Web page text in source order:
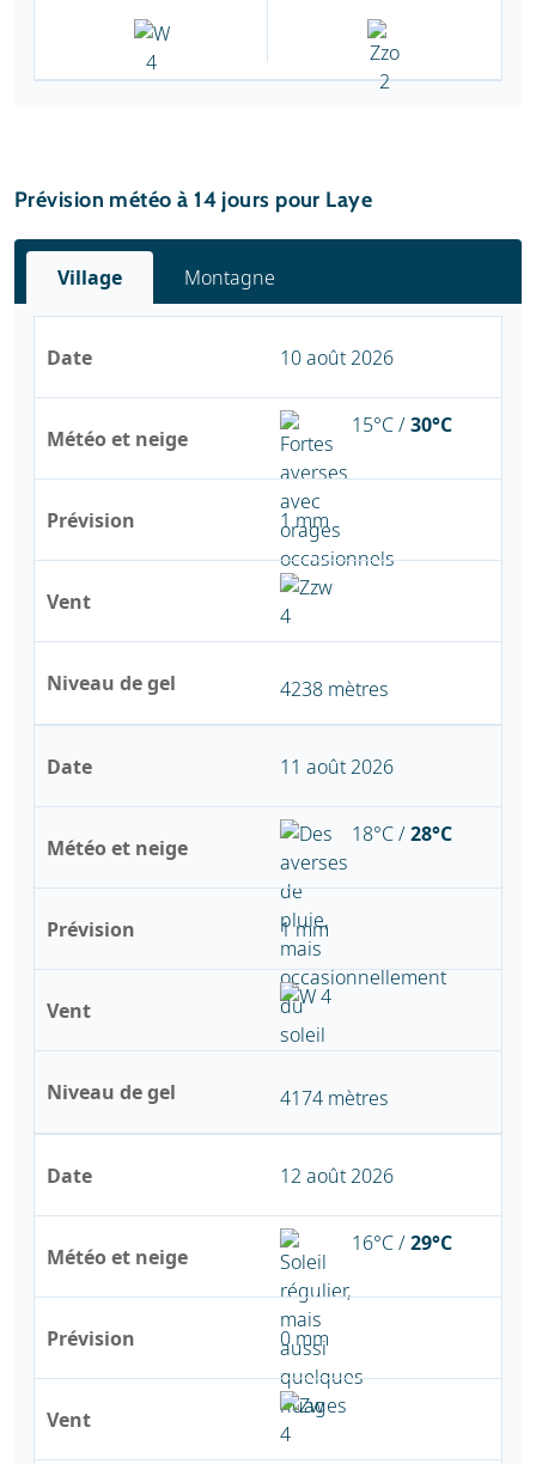
Prévision météo à 14 jours pour Laye
Village Montagne
Date
Météo et neige
Prévision
Vent
Niveau de gel
10 août 2026
15°C /30°C
1 mm
4238 mètres
Date
Météo et neige
Prévision
Vent
Niveau de gel
11 août 2026
18°C /28°C
1 mm
4174 mètres
Date
Météo et neige
Prévision
Vent
12 août 2026
16°C /29°C
0 mm